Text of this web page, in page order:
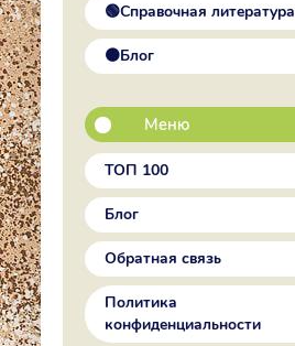
🟢Справочная литература
🟠Блог
Меню
ТОП 100
Блог
Обратная связь
Политика
конфиденциальности